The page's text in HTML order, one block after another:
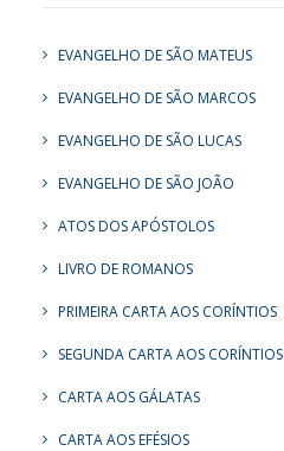
EVANGELHO DE SÃO MATEUS
EVANGELHO DE SÃO MARCOS
EVANGELHO DE SÃO LUCAS
EVANGELHO DE SÃO JOÃO
ATOS DOS APÓSTOLOS
LIVRO DE ROMANOS
PRIMEIRA CARTA AOS CORÍNTIOS
SEGUNDA CARTA AOS CORÍNTIOS
CARTA AOS GÁLATAS
CARTA AOS EFÉSIOS